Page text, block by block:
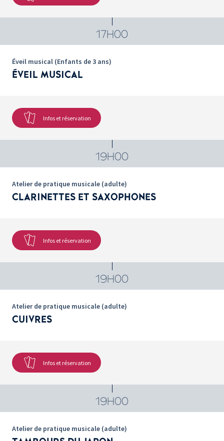
17H00
Éveil musical (Enfants de 3 ans)
ÉVEIL MUSICAL
Infos et réservation
19H00
Atelier de pratique musicale (adulte)
CLARINETTES ET SAXOPHONES
Infos et réservation
19H00
Atelier de pratique musicale (adulte)
CUIVRES
Infos et réservation
19H00
Atelier de pratique musicale (adulte)